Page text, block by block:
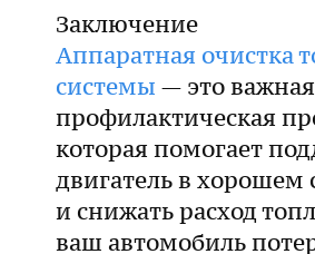
Заключение
Аппаратная очистка
системы — это важная
профилактическая
которая помогает
двигатель в хорошем
и снижать расход
ваш автомобиль